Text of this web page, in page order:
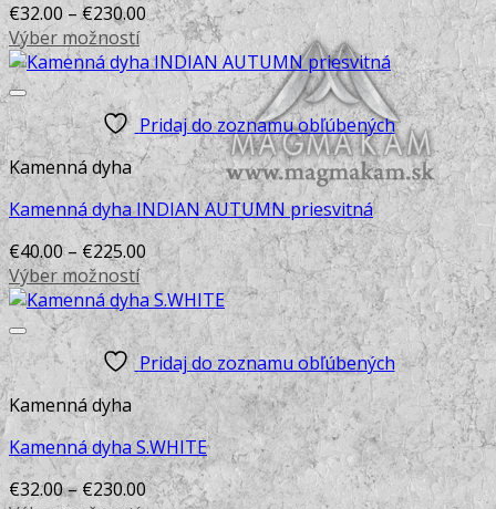
€32.00 –€230.00
Výber možností
This
product
has
multiple
variants.
The
options
may
be
chosen
on
the
product
page
Pridaj do zoznamu obľúbených
Kamenná dyha
Kamenná dyha INDIAN AUTUMN priesvitná
€40.00–€225.00
Výber možností
This
product
has
multiple
variants.
The
options
may
be
Pridaj do zoznamu obľúbených
Kamenná dyha
Kamenná dyha S.WHITE
€32.00–€230.00